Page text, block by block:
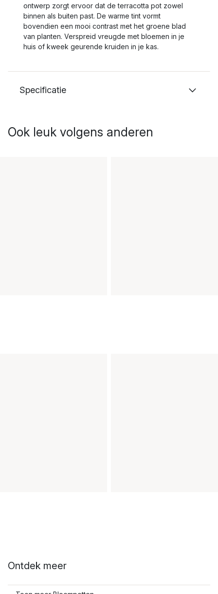
ontwerp zorgt ervoor dat de terracotta pot zowel
binnen als buiten past. De warme tint vormt
bovendien een mooi contrast met het groene blad
van planten. Verspreid vreugde met bloemen in je
huis of kweek geurende kruiden in je kas.
Specificatie
Ook leuk volgens anderen
Ontdek meer